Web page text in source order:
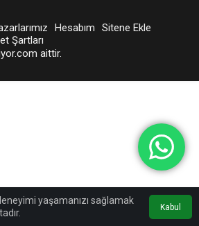
yaşamanızı sağlamak
Kabul
Hesabım
Sitene Ekle
Şartları
aittir.